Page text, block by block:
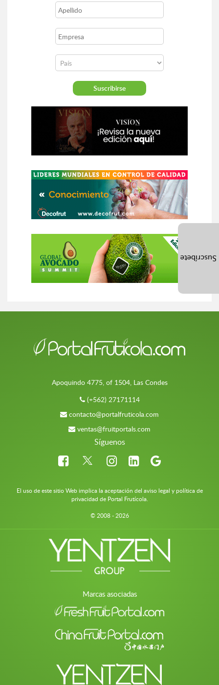
Apoquindo 4775, of 1504, Las Condes
(+562) 27171114
contacto@portalfruticola.com
ventas@fruitportals.com
Síguenos
El uso de este sitio Web implica la aceptación del aviso legal y política de
privacidad de Portal Frutícola.
© 2008 - 2026
Marcas asociadas
Suscríbete